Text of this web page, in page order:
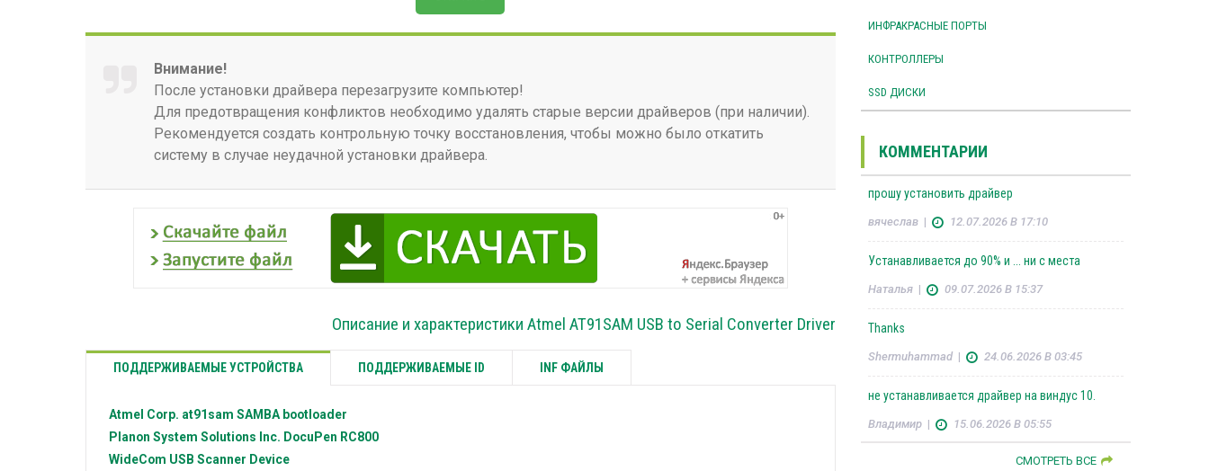
Внимание!
После установки драйвера перезагрузите компьютер!
Для предотвращения конфликтов необходимо удалять старые версии драйверов (при наличии).
Рекомендуется создать контрольную точку восстановления, чтобы можно было откатить
систему в случае неудачной установки драйвера.
Описание и характеристики Atmel AT91SAM USB to Serial Converter Driver
ПОДДЕРЖИВАЕМЫЕ УСТРОЙСТВА ПОДДЕРЖИВАЕМЫЕ ID INF ФАЙЛЫ
Atmel Corp. at91sam SAMBA bootloader
Planon System Solutions Inc. DocuPen RC800
WideCom USB Scanner Device
ИНФРАКРАСНЫЕ ПОРТЫ
КОНТРОЛЛЕРЫ
SSD ДИСКИ
КОММЕНТАРИИ
прошу установить драйвер
вячеслав| 12.07.2026 В 17:10
Устанавливается до 90% и ... ни с места
Наталья| 09.07.2026 В 15:37
Thanks
Shermuhammad| 24.06.2026 В 03:45
не устанавливается драйвер на виндус 10.
Владимир| 15.06.2026 В 05:55
СМОТРЕТЬ ВСЕ